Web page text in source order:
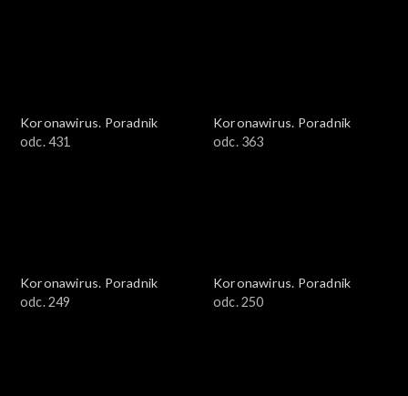
Koronawirus. Poradnik
odc. 431
Koronawirus. Poradnik
odc. 363
Koronawirus. Poradnik
odc. 249
Koronawirus. Poradnik
odc. 250